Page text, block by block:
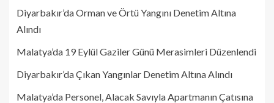
Diyarbakır’da Orman ve Örtü Yangını Denetim Altına
Alındı
Malatya’da 19 Eylül Gaziler Günü Merasimleri Düzenlendi
Diyarbakır’da Çıkan Yangınlar Denetim Altına Alındı
Malatya’da Personel, Alacak Savıyla Apartmanın Çatısına